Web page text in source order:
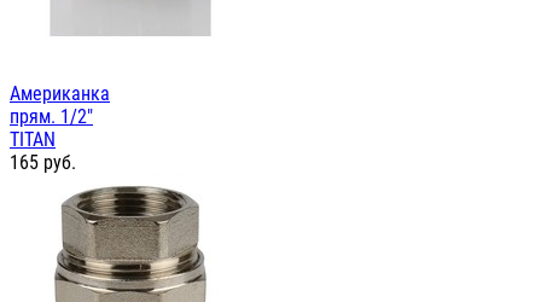
Американка
прям. 1/2"
TITAN
165 руб.